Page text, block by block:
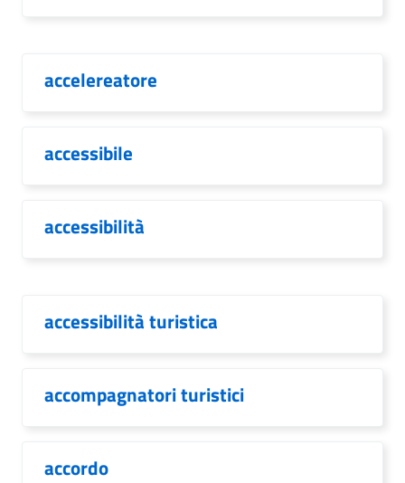
accelereatore
accessibile
accessibilità
accessibilità turistica
accompagnatori turistici
accordo